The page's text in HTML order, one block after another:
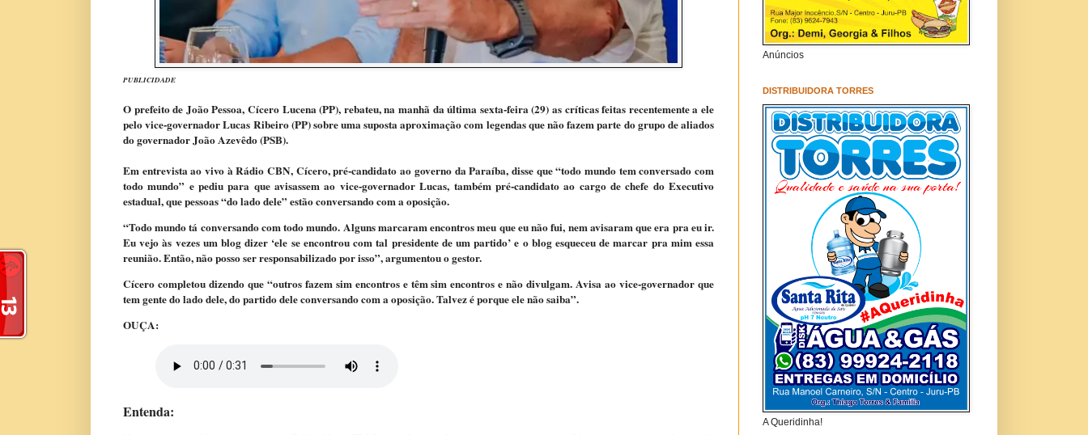
PUBLICIDADE
O prefeito de João Pessoa, Cícero Lucena (PP), rebateu, na manhã da última sexta-feira (29) as críticas feitas recentemente a ele
pelo vice-governador Lucas Ribeiro (PP) sobre uma suposta aproximação com legendas que não fazem parte do grupo de aliados
do governador João Azevêdo (PSB).
Em entrevista ao vivo à Rádio CBN, Cícero, pré-candidato ao governo da Paraíba, disse que “todo mundo tem conversado com
todo mundo” e pediu para que avisassem ao vice-governador Lucas, também pré-candidato ao cargo de chefe do Executivo
estadual, que pessoas “do lado dele” estão conversando com a oposição.
“Todo mundo tá conversando com todo mundo. Alguns marcaram encontros meu que eu não fui, nem avisaram que era pra eu ir.
Eu vejo às vezes um blog dizer ‘ele se encontrou com tal presidente de um partido’ e o blog esqueceu de marcar pra mim essa
reunião. Então, não posso ser responsabilizado por isso”, argumentou o gestor.
Cícero completou dizendo que “outros fazem sim encontros e têm sim encontros e não divulgam. Avisa ao vice-governador que
tem gente do lado dele, do partido dele conversando com a oposição. Talvez é porque ele não saiba”.
OUÇA:
Entenda:
Anúncios
DISTRIBUIDORA TORRES
A Queridinha!